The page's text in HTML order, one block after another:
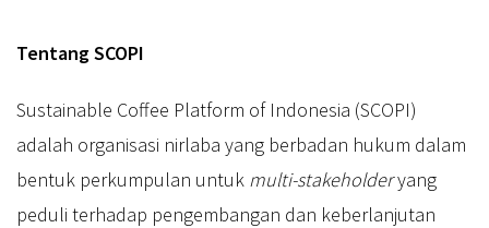
Tentang SCOPI
Sustainable Coffee Platform of Indonesia (SCOPI)
adalah organisasi nirlaba yang berbadan hukum dalam
bentuk perkumpulan untuk multi-stakeholderyang
peduli terhadap pengembangan dan keberlanjutan